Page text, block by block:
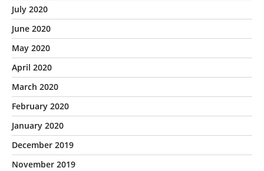
July 2020
June 2020
May 2020
April 2020
March 2020
February 2020
January 2020
December 2019
November 2019